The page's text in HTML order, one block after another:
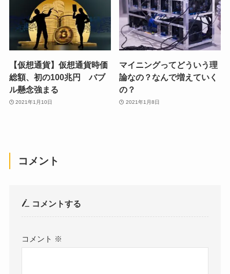
【仮想通貨】仮想通貨時価
総額、初の100兆円 バブ
ル懸念強まる
2021年1月10日
マイニングってどういう理
論なの？なんで増えていく
の？
2021年1月8日
コメント
コメントする
コメント ※